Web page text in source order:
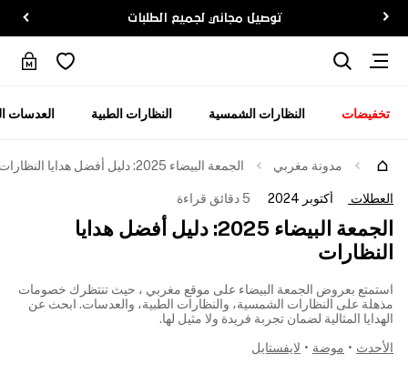
توصيل مجاني لجميع الطلبات
تخفيضات النظارات الشمسية النظارات الطبية العدسات
مدونة مغربي الجمعة البيضاء 2025: دليل أفضل هدايا النظارات
العطلات أكتوبر 2024 5 دقائق قراءة
الجمعة البيضاء 2025: دليل أفضل هدايا
النظارات
استمتع بعروض الجمعة البيضاء على موقع مغربي ، حيث تنتظرك خصومات
مذهلة على النظارات الشمسية، والنظارات الطبية، والعدسات. ابحث عن
الهدايا المثالية لضمان تجربة فريدة ولا مثيل لها.
الأحدث • موضة • لايفستايل